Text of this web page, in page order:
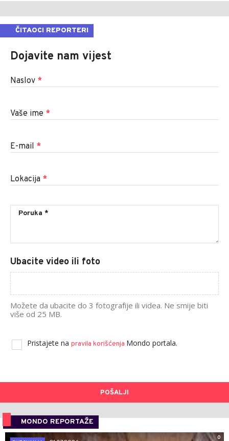
ČITAOCI REPORTERI
Dojavite nam vijest
Naslov *
Vaše ime *
E-mail *
Lokacija *
Ubacite video ili foto
Možete da ubacite do 3 fotografije ili videa. Ne smije biti
više od 25 MB.
Pristajete na pravila korišćenja Mondo portala.
POŠALJI
MONDO REPORTAŽE
0